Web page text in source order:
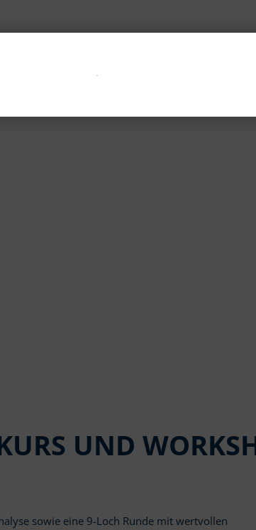
UND
sowie eine 9-Loch Runde mit wertvollen